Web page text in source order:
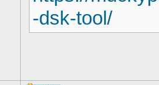
-dsk-tool/